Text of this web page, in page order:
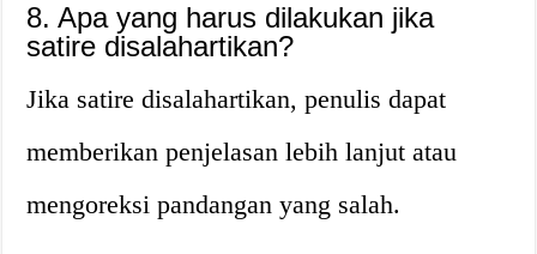
8. Apa yang harus dilakukan jika
satire disalahartikan?
Jika satire disalahartikan, penulis dapat
memberikan penjelasan lebih lanjut atau
mengoreksi pandangan yang salah.